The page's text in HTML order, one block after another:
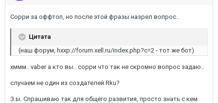
Сорри за оффтоп, но после этой фразы назрел вопрос..
Цитата
(наш форум, hxxp://forum.xell.ru/index.php?c=2 - тот же бот)
хммм.. vaber а кто вы.. сорри что так не скромно вопрос задаю..
случаем не один из создателей Rku?
З.ы. Спрашиваю так для общего развития, просто знать с кем